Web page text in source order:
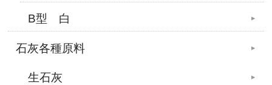
B型 白
石灰各種原料
生石灰